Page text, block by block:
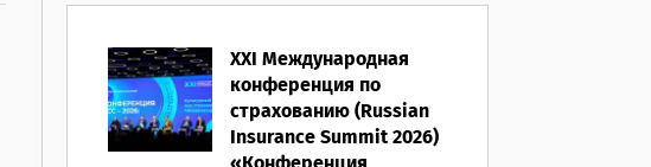
XXI Международная
конференция по
страхованию (Russian
Insurance Summit 2026)